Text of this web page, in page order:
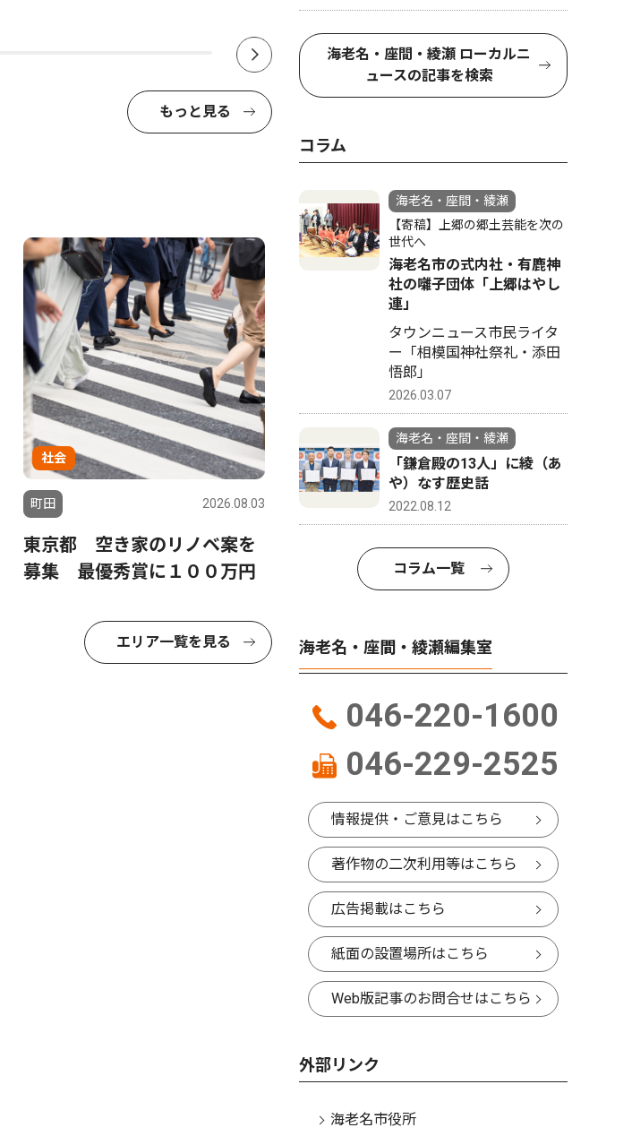
もっと見る
社会
町田 2026.08.03
東京都 空き家のリノベ案を
募集 最優秀賞に１００万円
エリア一覧を見る
海老名・座間・綾瀬 ローカルニ
ュースの記事を検索
コラム
海老名・座間・綾瀬
【寄稿】上郷の郷土芸能を次の
世代へ
海老名市の式内社・有鹿神
社の囃子団体「上郷はやし
連」
タウンニュース市民ライタ
ー「相模国神社祭礼・添田
悟郎」
2026.03.07
海老名・座間・綾瀬
「鎌倉殿の13人」に綾（あ
や）なす歴史話
2022.08.12
コラム一覧
海老名・座間・綾瀬編集室
046-220-1600
046-229-2525
情報提供・ご意見はこちら
著作物の二次利用等はこちら
広告掲載はこちら
紙面の設置場所はこちら
Web版記事のお問合せはこちら
外部リンク
海老名市役所